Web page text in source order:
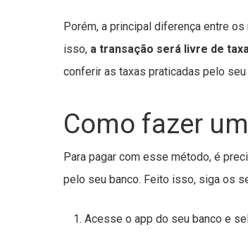
Porém, a principal diferença entre
isso, a transação será livre de
conferir as taxas praticadas pelo
Como fazer
Para pagar com esse método, é
pelo seu banco. Feito isso, siga os
Acesse o app do seu banco e